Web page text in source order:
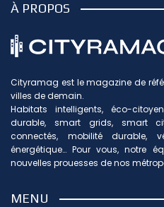
À PROPOS
Cityramag est le magazine de
villes de demain.
Habitats intelligents, éco-
durable, smart grids, smart
connectés, mobilité durable,
énergétique… Pour vous, notre
nouvelles prouesses de nos
MENU